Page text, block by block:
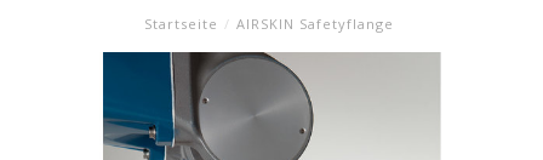
Startseite / AIRSKIN Safetyflange